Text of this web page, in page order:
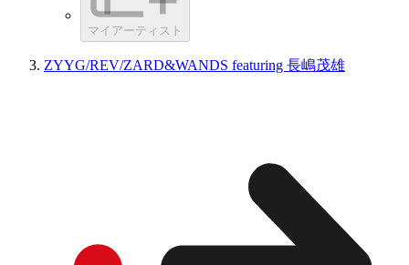
マイアーティスト
ZYYG/REV/ZARD&WANDS featuring 長嶋茂雄